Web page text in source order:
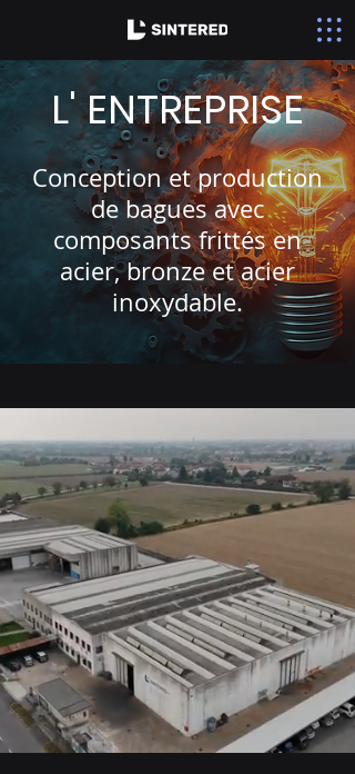
L'ENTREPRISE
Conception et production
de bagues avec
composants frittés en
acier, bronze et acier
inoxydable.